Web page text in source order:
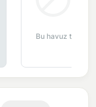
bölgelerde
Bu
ve su kesintileri
Bu havuz tipi bu